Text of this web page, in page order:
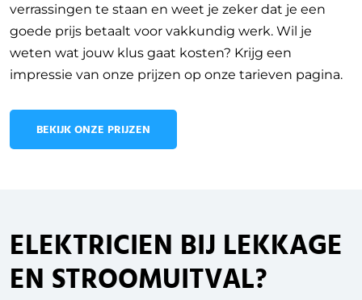
verrassingen te staan en weet je zeker dat je een
goede prijs betaalt voor vakkundig werk. Wil je
weten wat jouw klus gaat kosten? Krijg een
impressie van onze prijzen op onze tarieven pagina.
BEKIJK ONZE PRIJZEN
ELEKTRICIEN BIJ LEKKAGE
EN STROOMUITVAL?